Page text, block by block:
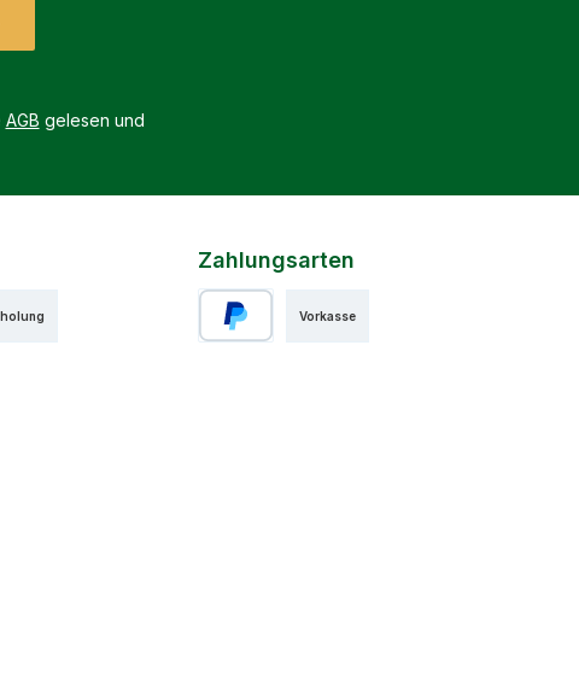
AGB gelesen und
Zahlungsarten
Vorkasse